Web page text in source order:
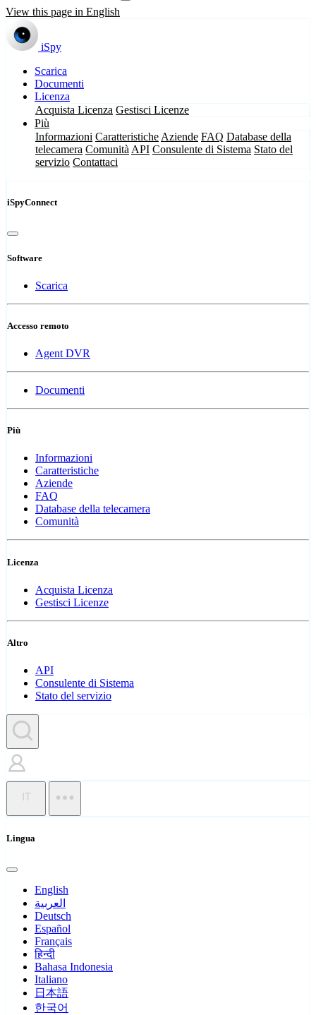
View this page in English
iSpy
Scarica
Documenti
Licenza
Acquista Licenza Gestisci Licenze
Più
Informazioni Caratteristiche Aziende FAQ Database della
telecamera Comunità API Consulente di Sistema Stato del
servizio Contattaci
iSpyConnect
Software
Scarica
Accesso remoto
Agent DVR
Documenti
Più
Informazioni
Caratteristiche
Aziende
FAQ
Database della telecamera
Comunità
Licenza
Acquista Licenza
Gestisci Licenze
Altro
API
Consulente di Sistema
Stato del servizio
IT
Lingua
English
العربية
Deutsch
Español
Français
हिन्दी
Bahasa Indonesia
Italiano
日本語
한국어